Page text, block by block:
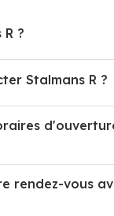
?
Stalmans R ?
rendez-vous